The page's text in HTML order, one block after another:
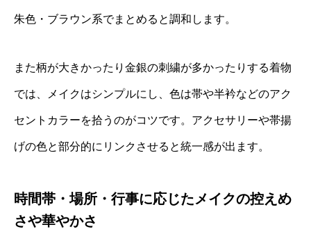
朱色・ブラウン系でまとめると調和します。
また柄が大きかったり金銀の刺繍が多かったりする着物
では、メイクはシンプルにし、色は帯や半衿などのアク
セントカラーを拾うのがコツです。アクセサリーや帯揚
げの色と部分的にリンクさせると統一感が出ます。
時間帯・場所・行事に応じたメイクの控えめ
さや華やかさ